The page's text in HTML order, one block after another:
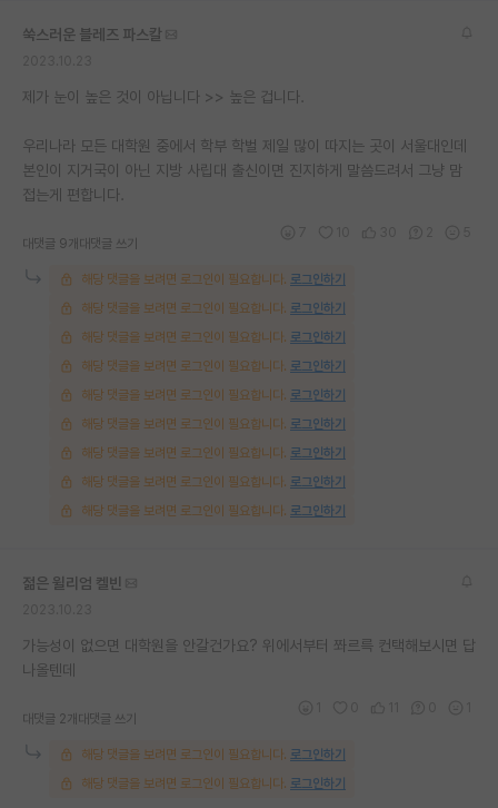
쑥스러운 블레즈 파스칼
제가 눈이 높은 것이 아닙니다 >> 높은 겁니다.
우리나라 모든 대학원 중에서 학부 학벌 제일 많이 따지는 곳이 서울대인데
본인이 지거국이 아닌 지방 사립대 출신이면 진지하게 말씀드려서 그냥 맘
접는게 편합니다.
대댓글 9개 대댓글 쓰기
해당 댓글을 보려면 로그인이 필요합니다. 로그인하기
해당 댓글을 보려면 로그인이 필요합니다. 로그인하기
해당 댓글을 보려면 로그인이 필요합니다. 로그인하기
해당 댓글을 보려면 로그인이 필요합니다. 로그인하기
해당 댓글을 보려면 로그인이 필요합니다. 로그인하기
해당 댓글을 보려면 로그인이 필요합니다. 로그인하기
해당 댓글을 보려면 로그인이 필요합니다. 로그인하기
해당 댓글을 보려면 로그인이 필요합니다. 로그인하기
해당 댓글을 보려면 로그인이 필요합니다. 로그인하기
젊은 윌리엄 켈빈
가능성이 없으면 대학원을 안갈건가요? 위에서부터 쫘르륵 컨택해보시면 답
나올텐데
대댓글 2개 대댓글 쓰기
해당 댓글을 보려면 로그인이 필요합니다. 로그인하기
해당 댓글을 보려면 로그인이 필요합니다. 로그인하기